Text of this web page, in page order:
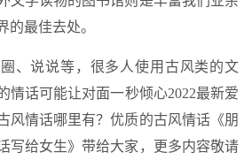
的最佳去处。
、说说等，很多人使用古风类的文
情话可能让对面一秒倾心2022最新爱
风情话哪里有？优质的古风情话《朋
写给女生》带给大家，更多内容敬请